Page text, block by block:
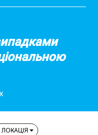
ЛОКАЦІЯ